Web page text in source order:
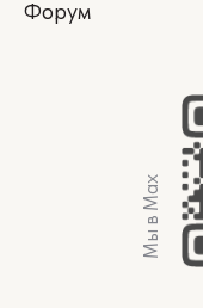
Форум
Мы в Max